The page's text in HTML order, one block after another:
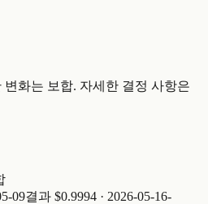
변화는 보합. 자세한 결정 사항은
09결과 $0.9994 · 2026-05-16-